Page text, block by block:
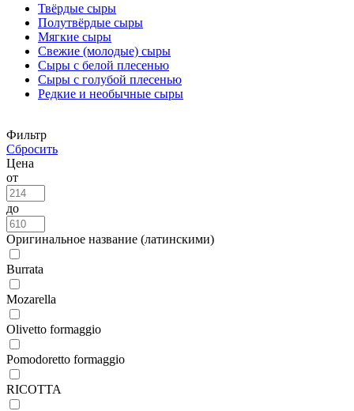
Твёрдые сыры
Полутвёрдые сыры
Мягкие сыры
Свежие (молодые) сыры
Сыры с белой плесенью
Сыры с голубой плесенью
Редкие и необычные сыры
Фильтр
Сбросить
Цена
от
до
Оригинальное название (латинскими)
Burrata
Mozarella
Olivetto formaggio
Pomodoretto formaggio
RICOTTA